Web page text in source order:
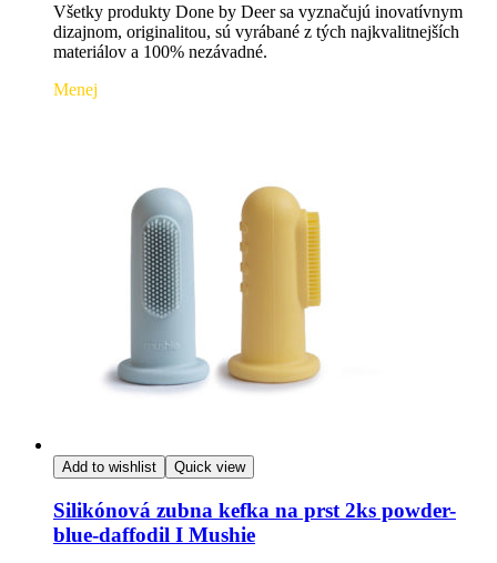
Všetky produkty Done by Deer sa vyznačujú inovatívnym
dizajnom, originalitou, sú vyrábané z tých najkvalitnejších
materiálov a 100% nezávadné.
Menej
Add to wishlist Quick view
Silikónová zubna kefka na prst 2ks powder-
blue-daffodil I Mushie